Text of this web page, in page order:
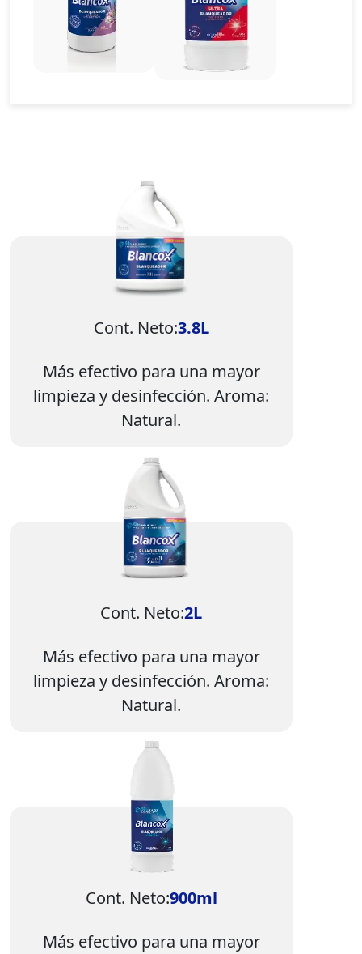
Cont. Neto:3.8L
Más efectivo para una mayor
limpieza y desinfección. Aroma:
Natural.
Cont. Neto:2L
Más efectivo para una mayor
limpieza y desinfección. Aroma:
Natural.
Cont. Neto:900ml
Más efectivo para una mayor